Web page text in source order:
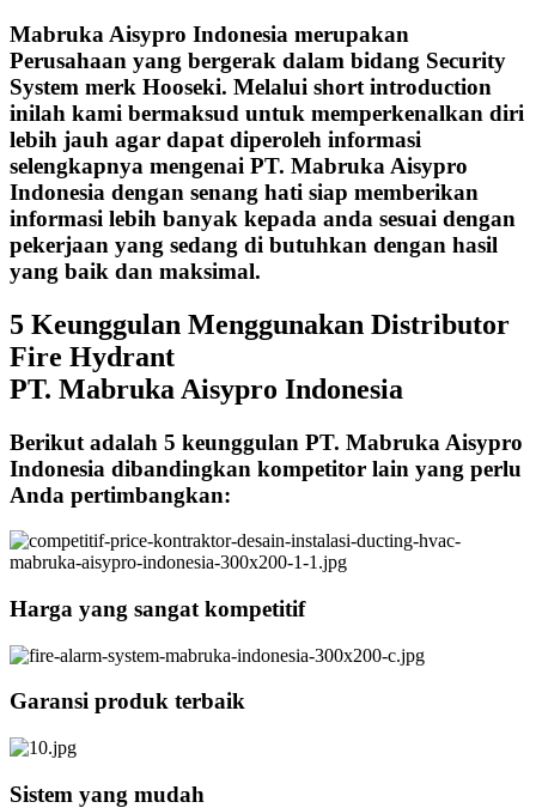
Mabruka Aisypro Indonesia merupakan
Perusahaan yang bergerak dalam bidang Security
System merk Hooseki. Melalui short introduction
inilah kami bermaksud untuk memperkenalkan diri
lebih jauh agar dapat diperoleh informasi
selengkapnya mengenai PT. Mabruka Aisypro
Indonesia dengan senang hati siap memberikan
informasi lebih banyak kepada anda sesuai dengan
pekerjaan yang sedang di butuhkan dengan hasil
yang baik dan maksimal.
5 Keunggulan Menggunakan Distributor
Fire Hydrant
PT. Mabruka Aisypro Indonesia
Berikut adalah 5 keunggulan PT. Mabruka Aisypro
Indonesia dibandingkan kompetitor lain yang perlu
Anda pertimbangkan:
Harga yang sangat kompetitif
Garansi produk terbaik
Sistem yang mudah